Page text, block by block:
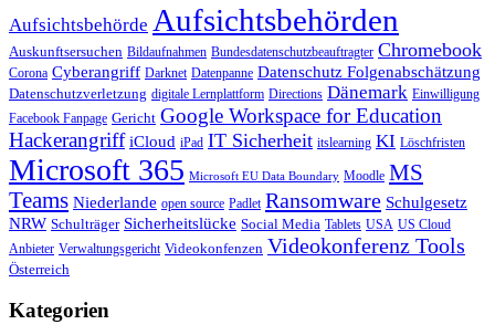
Aufsichtsbehörde Aufsichtsbehörden
Auskunftsersuchen Bildaufnahmen Bundesdatenschutzbeauftragter Chromebook
Corona Cyberangriff Darknet Datenpanne Datenschutz Folgenabschätzung
Datenschutzverletzung digitale Lernplattform Directions Dänemark Einwilligung
Facebook Fanpage Gericht Google Workspace for Education
Hackerangriff iCloud iPad IT Sicherheit itslearning KI Löschfristen
Microsoft 365 Microsoft EU Data Boundary Moodle MS
Teams Niederlande open source Padlet Ransomware Schulgesetz
NRW Schulträger Sicherheitslücke Social Media Tablets USA US Cloud
Anbieter Verwaltungsgericht Videokonfenzen Videokonferenz Tools
Österreich
Kategorien